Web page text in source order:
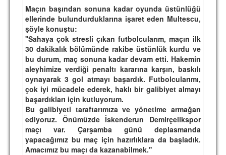
FOTOĞRAF & VİDEOLAR
MARŞ & TEZAHÜRATLAR
KULÜP
AMBLEM
SPOR TESİSLERİ
YÖNETİM KURULU
PERSONEL
SPONSORLAR
Maçın başından sonuna kadar oyunda üstünlüğü
ellerinde bulundurduklarına işaret eden Multescu,
şöyle konuştu:
''Sahaya çok stresli çıkan futbolcularım, maçın ilk
30 dakikalık bölümünde rakibe üstünlük kurdu ve
bu durum, maç sonuna kadar devam etti. Hakemin
aleyhimize verdiği penaltı kararına karşın, baskılı
oynayarak 3 gol atmayı başardık. Futbolcularımı,
çok iyi mücadele ederek, haklı bir galibiyet almayı
başardıkları için kutluyorum.
Bu galibiyeti taraftarımıza ve yönetime armağan
ediyoruz. Önümüzde İskenderun Demirçelikspor
maçı var. Çarşamba günü deplasmanda
yapacağımız bu maç için hazırlıklara da başladık.
Amacımız bu maçı da kazanabilmek.''